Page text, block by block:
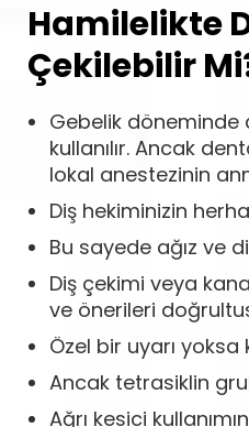
Hamilelikte
Çekilebilir
Gebelik döneminde
kullanılır. Ancak
lokal anestezinin
Diş hekiminizin
Bu sayede ağız ve
Diş çekimi veya
ve önerileri
Özel bir uyarı
Ancak tetrasiklin
Ağrı kesici